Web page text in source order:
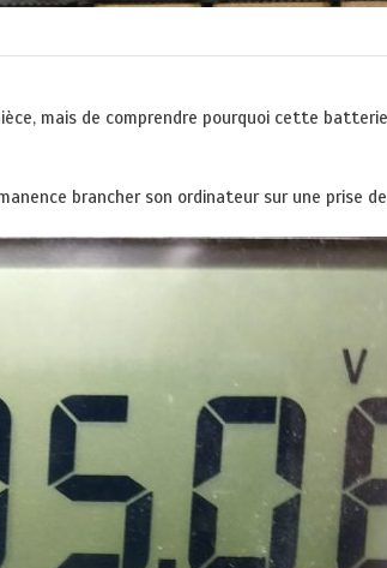
mais de comprendre pourquoi cette
brancher son ordinateur sur une prise